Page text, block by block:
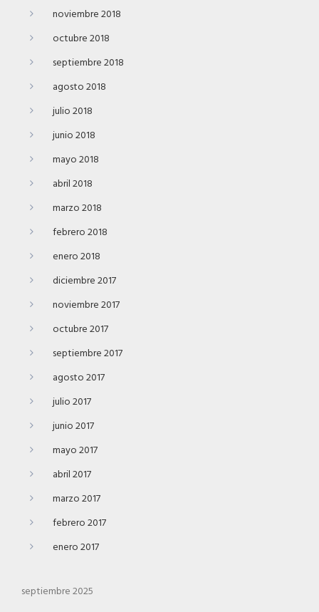
noviembre 2018
octubre 2018
septiembre 2018
agosto 2018
julio 2018
junio 2018
mayo 2018
abril 2018
marzo 2018
febrero 2018
enero 2018
diciembre 2017
noviembre 2017
octubre 2017
septiembre 2017
agosto 2017
julio 2017
junio 2017
mayo 2017
abril 2017
marzo 2017
febrero 2017
enero 2017
septiembre 2025